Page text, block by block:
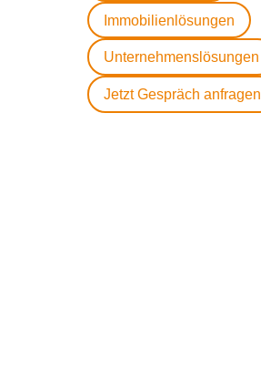
Immobilienlösungen
Unternehmenslösungen
Jetzt Gespräch anfragen